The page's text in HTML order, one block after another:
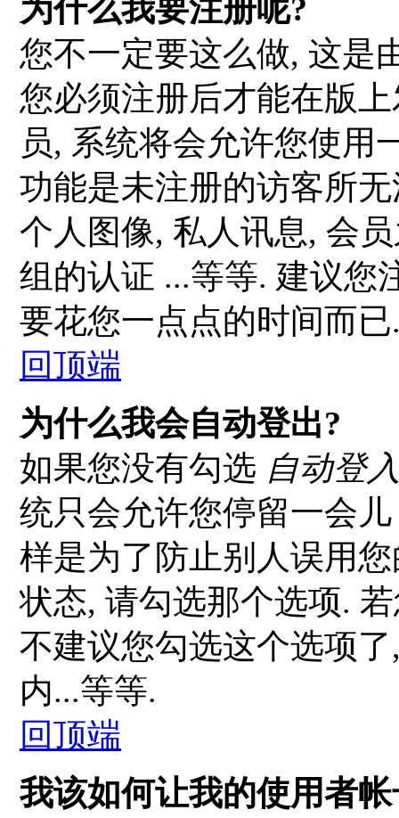
为什么我要注册呢?
您不一定要这么做, 这是
您必须注册后才能在版
员, 系统将会允许您使用
功能是未注册的访客所
个人图像, 私人讯息, 会
组的认证 ...等等. 建议您
要花您一点点的时间而已
回顶端
为什么我会自动登出?
如果您没有勾选 自动登
统只会允许您停留一会
样是为了防止别人误用
状态, 请勾选那个选项.
不建议您勾选这个选项
内...等等.
回顶端
我该如何让我的使用者